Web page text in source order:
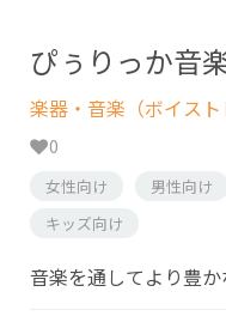
ぴぅりっか音
楽器・音楽（ボイス
0
女性向け
男性向け
キッズ向け
音楽を通してより豊